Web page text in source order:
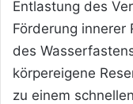
Entlastung des
Förderung innerer
des
körpereigene
zu einem